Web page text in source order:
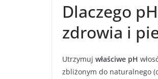
Dlaczego
zdrowia i
Utrzymuj właściwe pH
zbliżonym do naturalnego